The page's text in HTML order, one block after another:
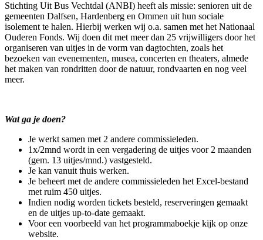
Stichting Uit Bus Vechtdal (ANBI) heeft als missie: senioren uit de
gemeenten Dalfsen, Hardenberg en Ommen uit hun sociale
isolement te halen. Hierbij werken wij o.a. samen met het Nationaal
Ouderen Fonds. Wij doen dit met meer dan 25 vrijwilligers door het
organiseren van uitjes in de vorm van dagtochten, zoals het
bezoeken van evenementen, musea, concerten en theaters, almede
het maken van rondritten door de natuur, rondvaarten en nog veel
meer.
Wat ga je doen?
Je werkt samen met 2 andere commissieleden.
1x/2mnd wordt in een vergadering de uitjes voor 2 maanden
(gem. 13 uitjes/mnd.) vastgesteld.
Je kan vanuit thuis werken.
Je beheert met de andere commissieleden het Excel-bestand
met ruim 450 uitjes.
Indien nodig worden tickets besteld, reserveringen gemaakt
en de uitjes up-to-date gemaakt.
Voor een voorbeeld van het programmaboekje kijk op onze
website.